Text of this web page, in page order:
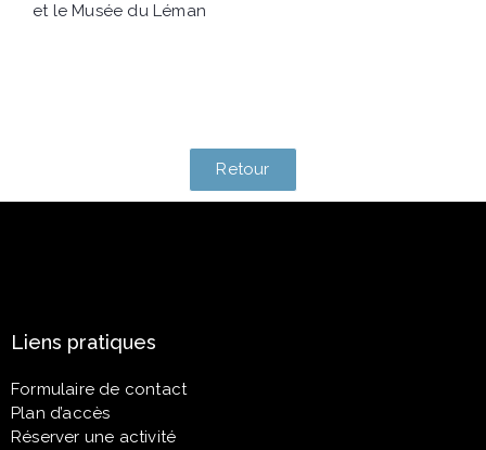
et le Musée du Léman
Retour
Liens pratiques
Formulaire de contact
Plan d’accès
Réserver une activité